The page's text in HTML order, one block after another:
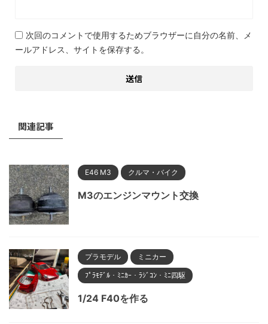
次回のコメントで使用するためブラウザーに自分の名前、メ
ールアドレス、サイトを保存する。
関連記事
E46 M3 クルマ・バイク
M3のエンジンマウント交換
プラモデル ミニカー
ﾌﾟﾗﾓﾃﾞﾙ・ﾐﾆｶｰ・ﾗｼﾞｺﾝ・ﾐﾆ四駆
1/24 F40を作る